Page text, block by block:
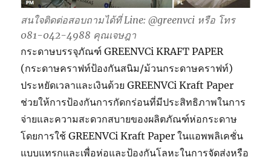
สนใจติดต่อสอบถามได้ที่ Line: @greenvci หรือ โทร
081-042-4988 คุณเจษฎา
กระดาษบรรจุภัณฑ์ GREENVCi KRAFT PAPER
(กระดาษคราฟท์ป้องกันสนิม/ม้วนกระดาษคราฟท์)
ประหยัดเวลาและเงินด้วย GREENVCi Kraft Paper
ช่วยให้การป้องกันการกัดกร่อนที่มีประสิทธิภาพในการ
จ่ายและความสะดวกสบายของผลิตภัณฑ์ห่อกระดาษ
โดยการใช้ GREENVCi Kraft Paper ในแอพพลิเคชั่น
แบบแทรกและเพื่อห่อและป้องกันโลหะในการจัดส่งหรือ